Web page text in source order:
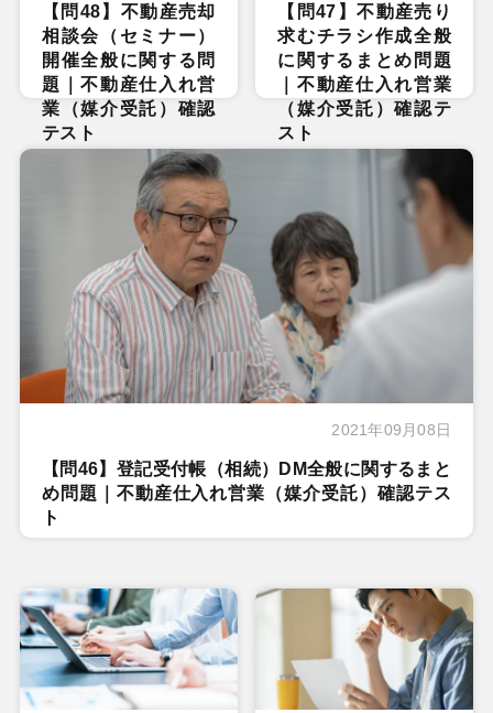
【問48】不動産売却
相談会（セミナー）
開催全般に関する問
題｜不動産仕入れ営
業（媒介受託）確認
テスト
【問47】不動産売り
求むチラシ作成全般
に関するまとめ問題
｜不動産仕入れ営業
（媒介受託）確認テ
スト
2021年09月08日
【問46】登記受付帳（相続）DM全般に関するまと
め問題｜不動産仕入れ営業（媒介受託）確認テス
ト